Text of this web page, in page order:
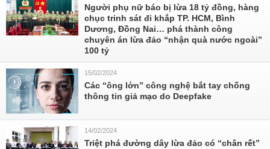
Người phụ nữ báo bị lừa 18 tỷ đồng, hàng
chục trinh sát đi khắp TP. HCM, Bình
Dương, Đồng Nai… phá thành công
chuyên án lừa đảo “nhận quà nước ngoài”
100 tỷ
15/02/2024
Các “ông lớn” công nghệ bắt tay chống
thông tin giả mạo do Deepfake
14/02/2024
Triệt phá đường dây lừa đảo có “chân rết”